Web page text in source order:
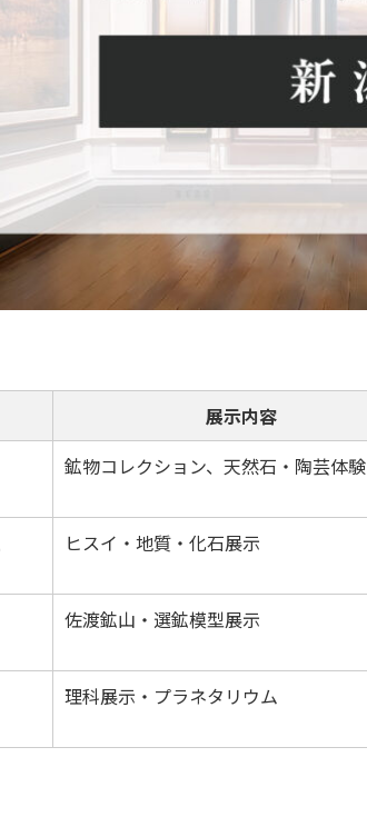
展示内容
鉱物コレクション、天然石・陶芸体験
ヒスイ・地質・化石展示
佐渡鉱山・選鉱模型展示
理科展示・プラネタリウム